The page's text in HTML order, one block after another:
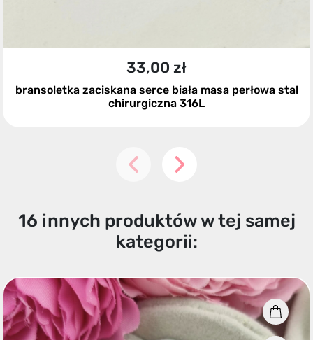
33,00 zł
bransoletka zaciskana serce biała masa perłowa stal
chirurgiczna 316L
16 innych produktów w tej samej
kategorii: